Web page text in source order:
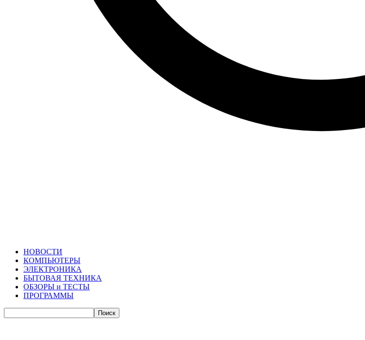
НОВОСТИ
КОМПЬЮТЕРЫ
ЭЛЕКТРОНИКА
БЫТОВАЯ ТЕХНИКА
ОБЗОРЫ и ТЕСТЫ
ПРОГРАММЫ
Поиск